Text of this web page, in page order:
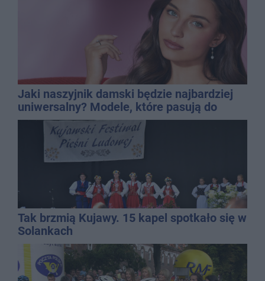
Jaki naszyjnik damski będzie najbardziej
uniwersalny? Modele, które pasują do
wielu stylizacji
Tak brzmią Kujawy. 15 kapel spotkało się w
Solankach